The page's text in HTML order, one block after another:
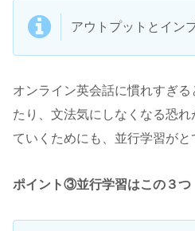
アウトプットとイン
オンライン英会話に慣れすぎ
たり、文法気にしなくなる恐
ていくためにも、並行学習がと
ポイント③並行学習はこの３つ